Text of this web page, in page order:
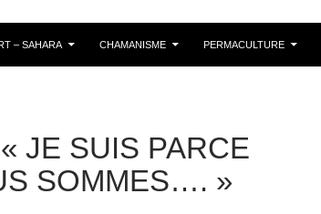
– SAHARA CHAMANISME PERMACULTURE
JE SUIS PARCE
SOMMES…. »